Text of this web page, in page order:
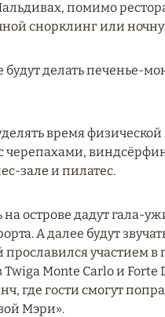
помимо
снорклинг или
делать печенье-
время
черепахами,
зале и пилатес.
острове дадут гала-
А далее будут
прославился участием
Monte Carlo и
где гости смогут
Мэри».